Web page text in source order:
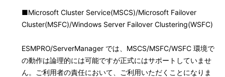
■Microsoft Cluster Service(MSCS)/Microsoft Failover
Cluster(MSFC)/Windows Server Failover Clustering(WSFC)
ESMPRO/ServerManager では、MSCS/MSFC/WSFC 環境で
の動作は論理的には可能ですが正式にはサポートしていませ
ん。ご利用者の責任において、ご利用いただくことになりま